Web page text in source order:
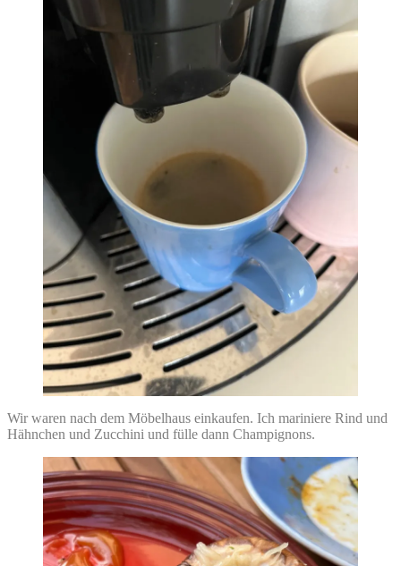
Wir waren nach dem Möbelhaus einkaufen. Ich mariniere Rind und
Hähnchen und Zucchini und fülle dann Champignons.